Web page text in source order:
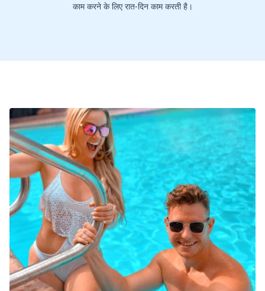
काम करने के लिए रात-दिन काम करती है।